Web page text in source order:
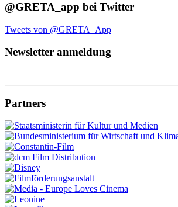
@GRETA_app bei Twitter
Tweets von @GRETA_App
Newsletter anmeldung
Partners